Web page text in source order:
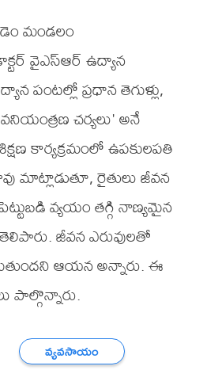
మండలం
వైఎస్ఆర్ ఉద్యాన
పంటల్లో ప్రధాన తెగుళ్లు,
చర్యలు' అనే
కార్యక్రమంలో ఉపకులపతి
మాట్లాడుతూ, రైతులు జీవన
వ్యయం తగ్గి నాణ్యమైన
జీవన ఎరువులతో
ఆయన అన్నారు. ఈ
పాల్గొన్నారు.
వ్యవసాయం